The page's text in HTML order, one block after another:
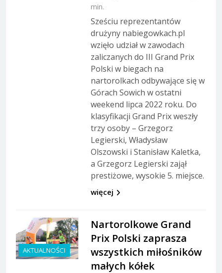
min.
Sześciu reprezentantów
drużyny nabiegowkach.pl
wzięło udział w zawodach
zaliczanych do III Grand Prix
Polski w biegach na
nartorolkach odbywające się w
Górach Sowich w ostatni
weekend lipca 2022 roku. Do
klasyfikacji Grand Prix weszły
trzy osoby – Grzegorz
Legierski, Władysław
Olszowski i Stanisław Kaletka,
a Grzegorz Legierski zajął
prestiżowe, wysokie 5. miejsce.
więcej
AKTUALNOŚCI
Nartorolkowe Grand
Prix Polski zaprasza
wszystkich miłośników
małych kółek